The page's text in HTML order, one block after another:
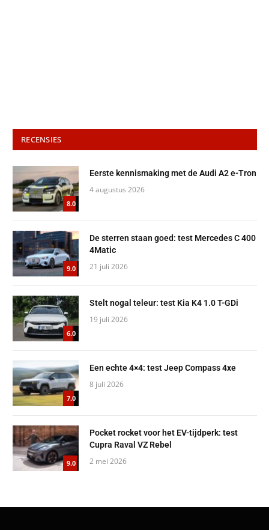
RECENSIES
8.0
Eerste kennismaking met de Audi A2 e-Tron
4 augustus 2026
9.0
De sterren staan goed: test Mercedes C 400
4Matic
21 juli 2026
6.0
Stelt nogal teleur: test Kia K4 1.0 T-GDi
19 juli 2026
7.0
Een echte 4×4: test Jeep Compass 4xe
8 juli 2026
9.0
Pocket rocket voor het EV-tijdperk: test
Cupra Raval VZ Rebel
2 mei 2026